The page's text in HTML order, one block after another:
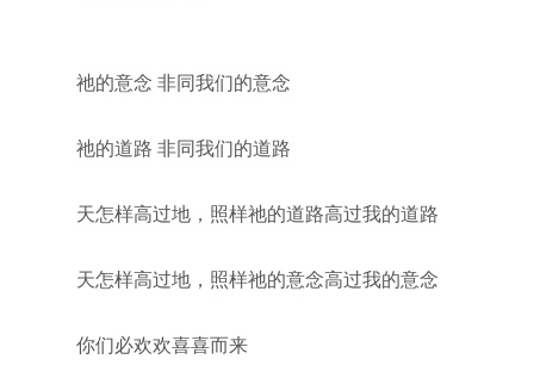
祂的意念 非同我们的意念
祂的道路 非同我们的道路
天怎样高过地，照样祂的道路高过我的道路
天怎样高过地，照样祂的意念高过我的意念
你们必欢欢喜喜而来